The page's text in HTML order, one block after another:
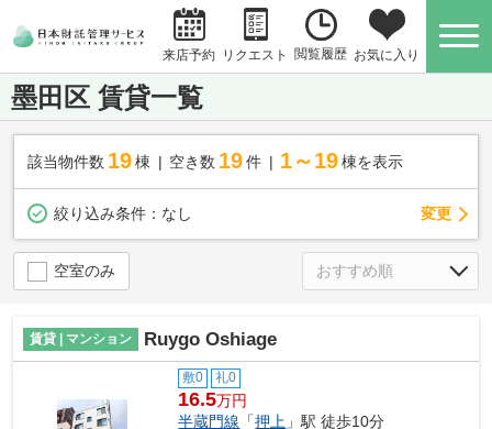
来店予約 リクエスト 閲覧履歴 お気に入り
墨田区 賃貸一覧
該当物件数 19棟 空き数 19 件 1～19 棟を表示
絞り込み条件： なし 変更
空室のみ
賃貸 | マンション Ruygo Oshiage
敷0 礼0
16.5万円
半蔵門線 「押上 」駅 徒歩10分